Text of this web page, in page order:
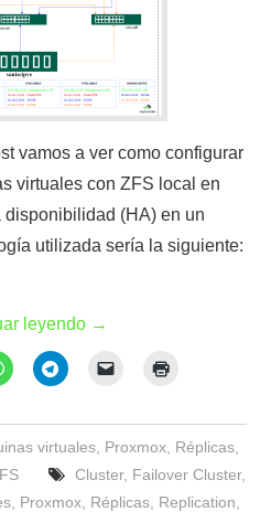
vamos a ver como configurar
virtuales con ZFS local en
(HA) en un
utilizada sería la siguiente:
leyendo →
virtuales, Proxmox, Réplicas,
Cluster, Failover Cluster,
Proxmox Réplicas Replication